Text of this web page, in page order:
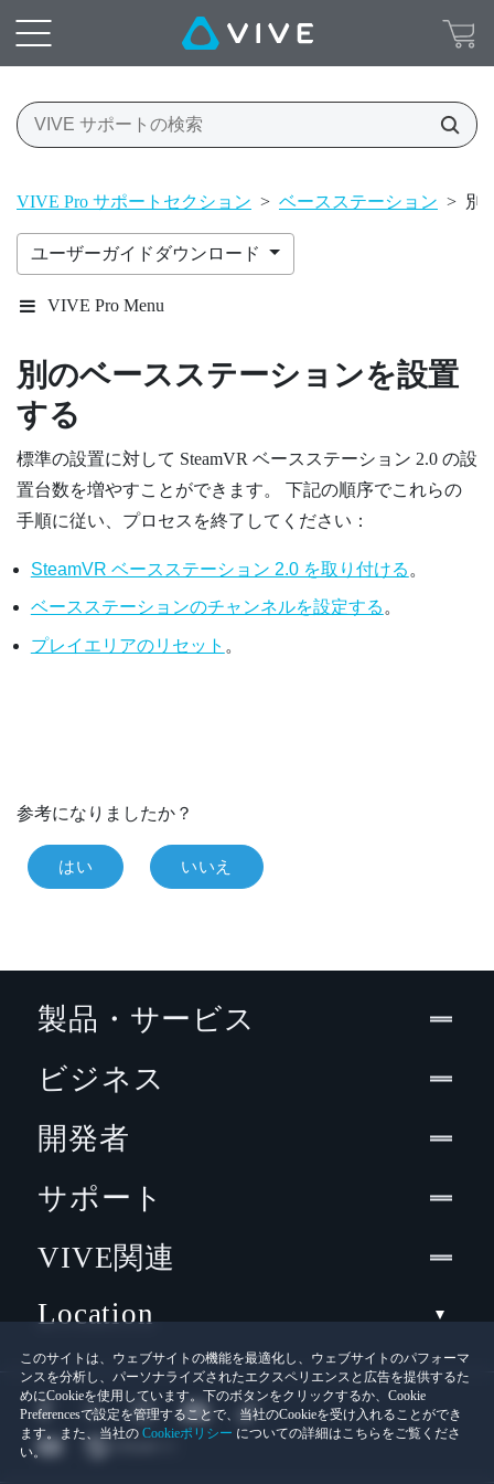
VIVE Pro サポートセクション > ベースステーション > 別
ユーザーガイドダウンロード
VIVE Pro Menu
別のベースステーションを設置
する
標準の設置に対して SteamVR ベースステーション 2.0 の設
置台数を増やすことができます。 下記の順序でこれらの
手順に従い、プロセスを終了してください：
SteamVR ベースステーション 2.0 を取り付ける 。
ベースステーションのチャンネルを設定する 。
プレイエリアのリセット 。
参考になりましたか？
はい いいえ
このサイトは、ウェブサイトの機能を最適化し、ウェブサイトのパフォーマ
ンスを分析し、パーソナライズされたエクスペリエンスと広告を提供するた
めにCookieを使用しています。下のボタンをクリックするか、Cookie
Preferencesで設定を管理することで、当社のCookieを受け入れることができ
ます。また、当社の Cookieポリシー についての詳細はこちらをご覧くださ
い。
製品・サービス
ビジネス
開発者
サポート
VIVE関連
Location